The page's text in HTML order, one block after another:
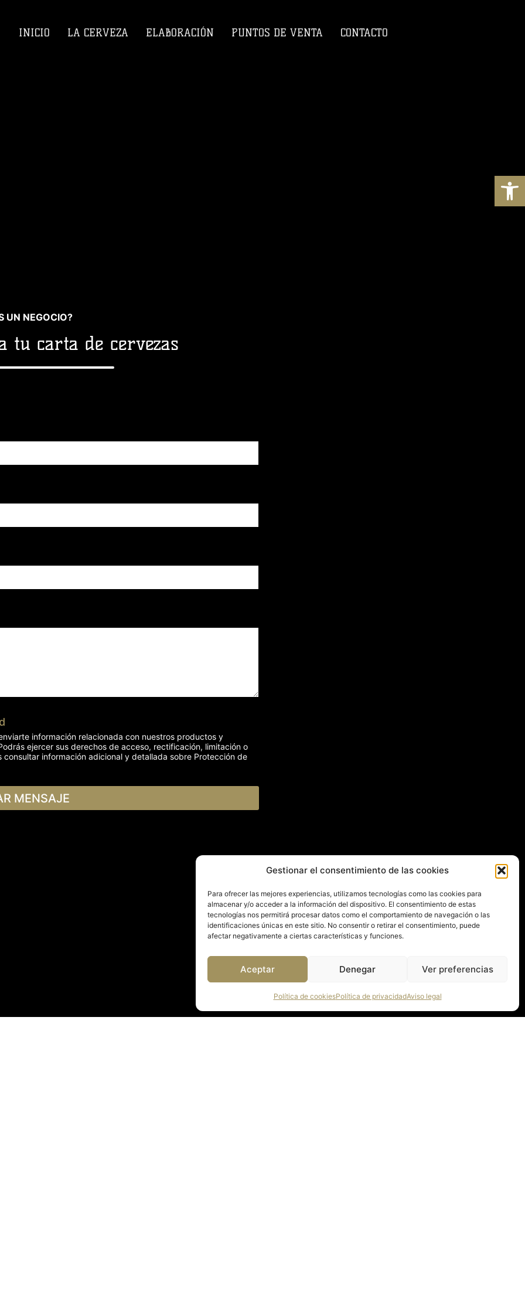
Abrir
Gestionar el consentimiento de las cookies
Para ofrecer las mejores experiencias, utilizamos tecnologías como las cookies para
almacenar y/o acceder a la información del dispositivo. El consentimiento de estas
tecnologías nos permitirá procesar datos como el comportamiento de navegación o las
identificaciones únicas en este sitio. No consentir o retirar el consentimiento, puede
afectar negativamente a ciertas características y funciones.
Aceptar Denegar Ver preferencias
Política de cookiesPolítica de privacidadAviso legal
INICIO LA CERVEZA ELABORACIÓN PUNTOS DE VENTA CONTACTO
UN NEGOCIO?
tu carta de cervezas
información relacionada con nuestros productos y
ejercer sus derechos de acceso, rectificación, limitación o
consultar información adicional y detallada sobre Protección de
MENSAJE